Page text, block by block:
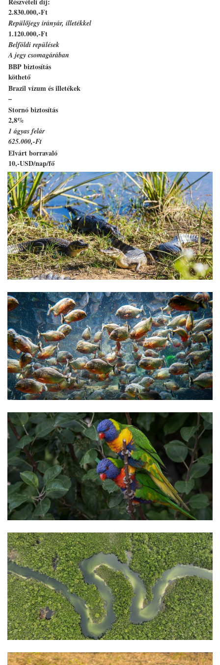
2.830.000,-Ft
Repülőjegy irányár, illetékkel
1.120.000,-Ft
Belföldi repülések
A jegy csomagárában
BBP biztosítás
köthető
Brazil vízum és illetékek
–
Stornó biztosítás
2,8%
1 ágyas felár
625.000,-Ft
Elvárt borravaló
10,-USD/nap/fő